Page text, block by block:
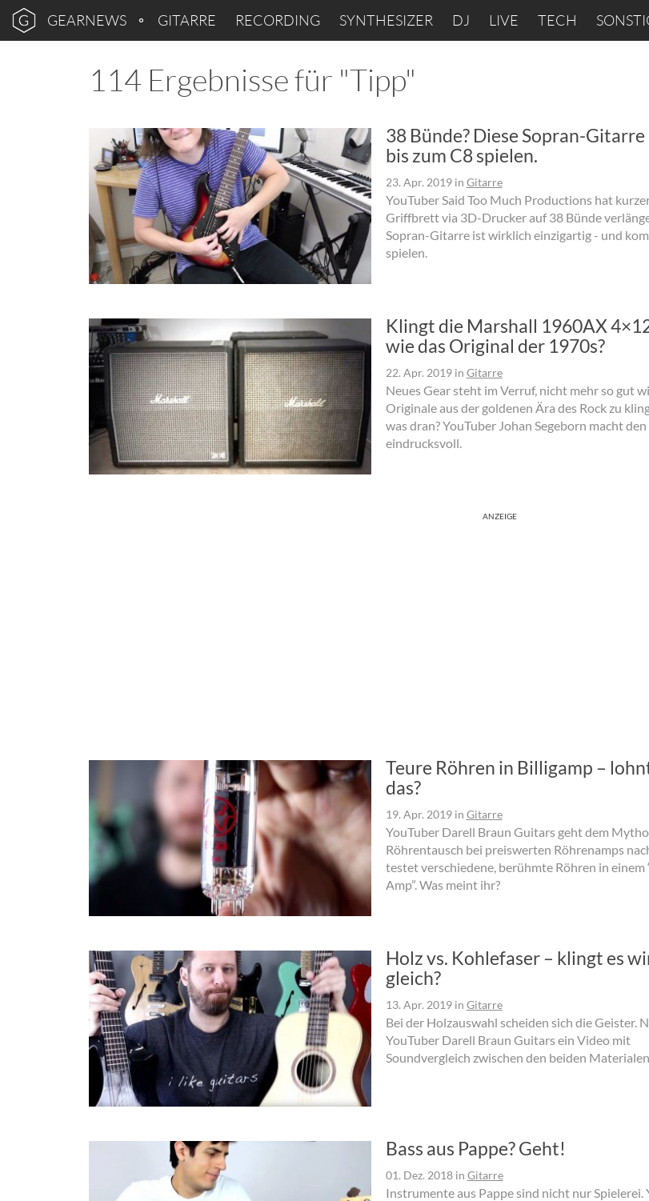
GEARNEWS GITARRE RECORDING SYNTHESIZER DJ LIVE TECH
114 Ergebnisse für "Tipp"
38 Bünde? Diese Sopran-Gitarre
bis zum C8 spielen.
23. Apr. 2019in Gitarre
YouTuber Said Too Much Productions hat
Griffbrett via 3D-Drucker auf 38 Bünde
Sopran-Gitarre ist wirklich einzigartig - und
spielen.
Klingt die Marshall 1960AX
wie das Original der 1970s?
22. Apr. 2019in Gitarre
Neues Gear steht im Verruf, nicht mehr so gut
Originale aus der goldenen Ära des Rock zu
was dran? YouTuber Johan Segeborn macht den
eindrucksvoll.
ANZEIGE
Teure Röhren in Billigamp –
das?
19. Apr. 2019in Gitarre
YouTuber Darell Braun Guitars geht dem
Röhrentausch bei preiswerten Röhrenamps
testet verschiedene, berühmte Röhren in einem
Amp”. Was meint ihr?
Holz vs. Kohlefaser – klingt es
gleich?
13. Apr. 2019in Gitarre
Bei der Holzauswahl scheiden sich die Geister.
YouTuber Darell Braun Guitars ein Video mit
Soundvergleich zwischen den beiden
Bass aus Pappe? Geht!
01. Dez. 2018in Gitarre
Instrumente aus Pappe sind nicht nur Spielerei.